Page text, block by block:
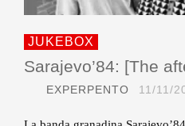
JUKEBOX
Sarajevo’84: [The
EXPERPENTO 11/11/